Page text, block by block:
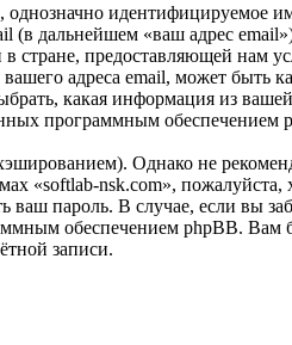
однозначно идентифицируемое
(в дальнейшем «ваш адрес
предоставляющей нам
адреса email, может быть
какая информация из
программным обеспечением
Однако не
«softlab-nsk.com»,
ваш пароль. В случае, если вы
обеспечением phpBB. Вам
записи.